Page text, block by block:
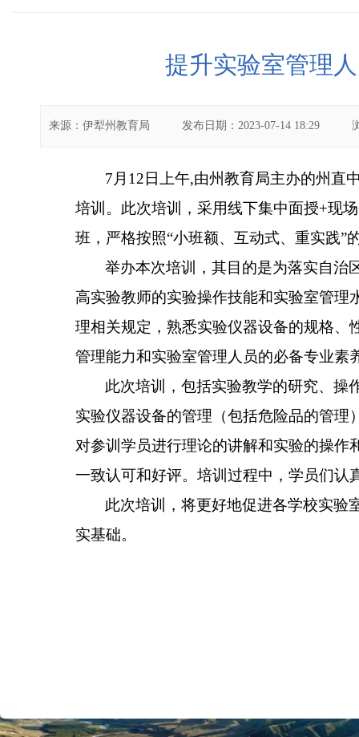
提升实验室管理
来源： 伊犁州教育局 发布日期： 2023-07-14 18:29
7 月 12日 上午,由州教育局主办的州直
培训 。 此次培训， 采用线下集中面授+现
班，严格按照“小班额、互动式、重实践”
举办本次培训，其目的是为落实自治
高实验教师的实验操作技能和实验室管理
理相关规定，熟悉实验仪器设备的规格、
管理能力和实验室管理人员的必备专业素
此次培训，包括实验教学的研究、操
实验仪器设备的管理（包括危险品的管理
对参训学员进行理论的讲解和实验的操作
一致认可和好评。培训过程中，学员们认
此次培训，将更好地促进各学校实验
实基础。